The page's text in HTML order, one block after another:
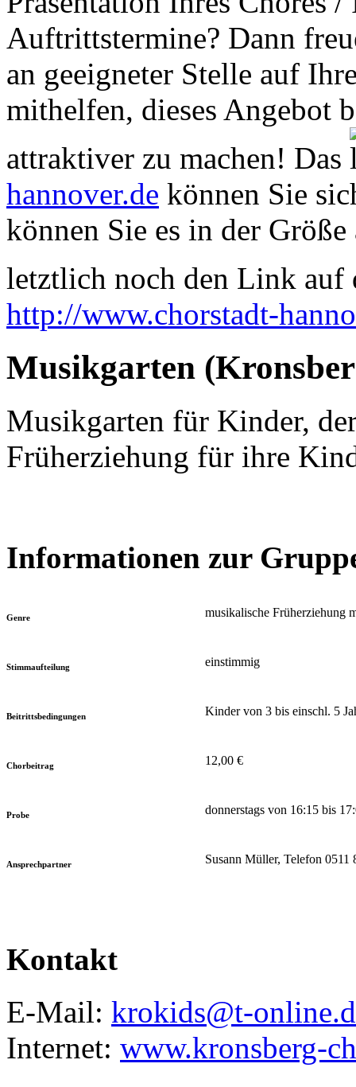
Auftrittstermine? Dann
an geeigneter Stelle auf
mithelfen, dieses Angebot
attraktiver zu machen! Das
hannover.de können Sie
können Sie es in der
letztlich noch den Link auf
http://www.chorstadt-
Musikgarten
Musikgarten für Kinder,
Früherziehung für ihre
Informationen zur
Genre musikalische Früherziehung
Stimmaufteilung einstimmig
Beitrittsbedingungen Kinder von 3 bis einschl. 5
Chorbeitrag 12,00 €
Probe donnerstags von 16:15 bis
Ansprechpartner Susann Müller, Telefon 0511
Kontakt
E-Mail: krokids@t-
Internet: www.kronsberg-